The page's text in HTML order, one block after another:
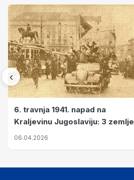
‹
6. travnja 1941. napad na
Kraljevinu Jugoslaviju: 3 zemlje
nastale njenim raspadom
06.04.2026